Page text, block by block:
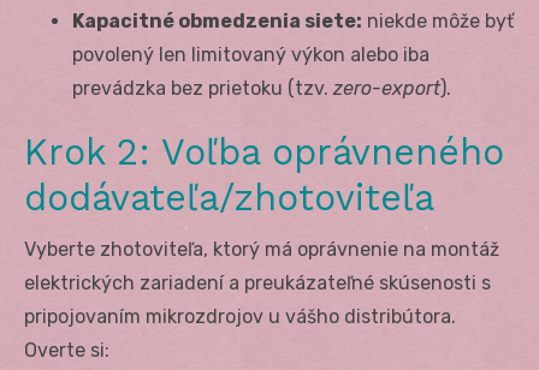
Kapacitné obmedzenia siete: niekde môže byť
povolený len limitovaný výkon alebo iba
prevádzka bez prietoku (tzv. zero-export).
Krok 2: Voľba oprávneného
dodávateľa/zhotoviteľa
Vyberte zhotoviteľa, ktorý má oprávnenie na montáž
elektrických zariadení a preukázateľné skúsenosti s
pripojovaním mikrozdrojov u vášho distribútora.
Overte si: